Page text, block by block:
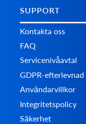
SUPPORT
Kontakta oss
FAQ
Servicenivåavtal
GDPR-efterlevnad
Användarvillkor
Integritetspolicy
Säkerhet